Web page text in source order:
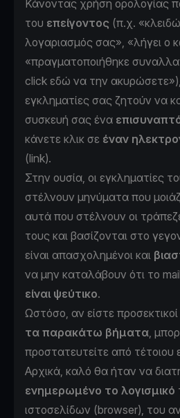
Κάνοντας χρήση ορολογίας
του επείγοντος (π.χ.
λογαριασμός σας», «λήγει ο
«πραγματοποιήθηκε
click εδώ να την ακυρώσετε»),
εγκληματίες σας ζητούν να
συσκευή σας ένα
κάνετε κλικ σε έναν
(link).
Στην ουσία, οι εγκληματίες
στέλνουν μηνύματα που
αυτά που στέλνουν οι
τους και βασίζονται στο
είναι απασχολημένοι και
να μην καταλάβουν ότι το
είναι ψεύτικο.
Ωστόσο, αν είστε προσεκτικοί
τα παρακάτω βήματα,
προστατευτείτε από τέτοιου
Αρχικά, καλό θα ήταν να
ενημερωμένο το λογισμικό
ιστοσελίδων (browser), του